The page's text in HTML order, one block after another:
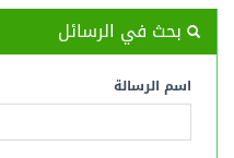
بحث في الرسائل
اسم الرسالة